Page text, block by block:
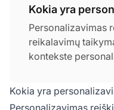
Kokia yra
Personalizavimas
reikalavimų
kontekste
ką nors
personalizuota
Kokia yra
Personalizavimas